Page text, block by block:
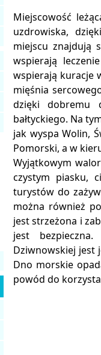
Miejscowość
uzdrowiska,
miejscu znajdują
wspierają
wspierają kuracje
mięśnia
dzięki dobremu
bałtyckiego. Na
jak wyspa Wolin,
Pomorski, a w
Wyjątkowym
czystym piasku,
turystów do
można również
jest strzeżona i
jest
Dziwnowskiej jest
Dno morskie
powód do